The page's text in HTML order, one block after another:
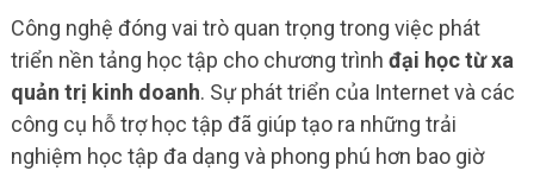
Công nghệ đóng vai trò quan trọng trong việc phát
triển nền tảng học tập cho chương trình đại học từ xa
quản trị kinh doanh. Sự phát triển của Internet và các
công cụ hỗ trợ học tập đã giúp tạo ra những trải
nghiệm học tập đa dạng và phong phú hơn bao giờ